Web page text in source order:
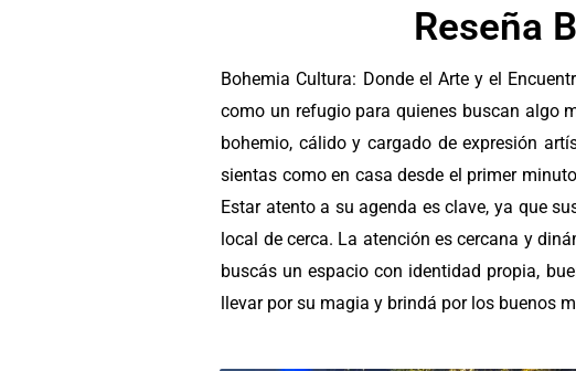
Reseña
Bohemia Cultura: Donde el Arte y el
como un refugio para quienes buscan algo
bohemio, cálido y cargado de expresión
sientas como en casa desde el primer
Estar atento a su agenda es clave, ya que
local de cerca. La atención es cercana y
buscás un espacio con identidad propia,
llevar por su magia y brindá por los buenos